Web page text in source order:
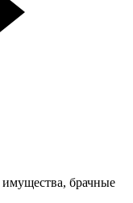
имущества, брачные